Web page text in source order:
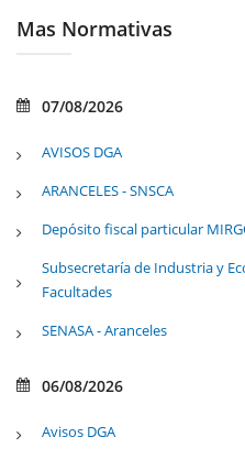
Mas Normativas
07/08/2026
AVISOS DGA
ARANCELES - SNSCA
Depósito fiscal particular
Subsecretaría de Industria y
Facultades
SENASA - Aranceles
06/08/2026
Avisos DGA